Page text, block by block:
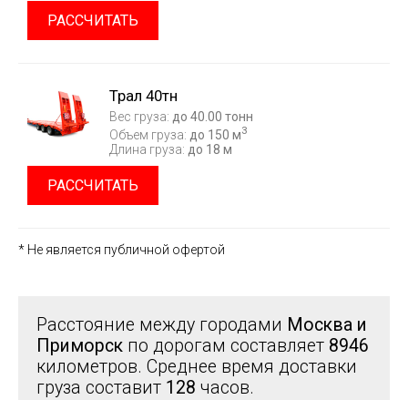
РАССЧИТАТЬ
Трал 40тн
Вес груза: до 40.00 тонн
Объем груза: до 150 м3
Длина груза: до 18 м
РАССЧИТАТЬ
* Не является публичной офертой
Расстояние между городами Москва и
Приморск по дорогам составляет 8946
километров. Среднее время доставки
груза составит 128 часов.